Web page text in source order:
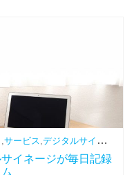
サービス デジタルサイネージ
イネージが毎日記録